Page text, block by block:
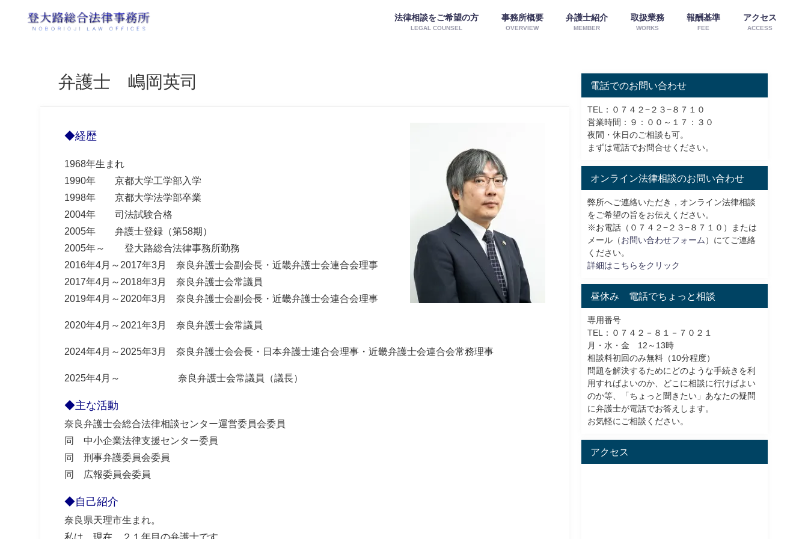
法律相談をご希望の方
LEGAL COUNSEL
事務所概要
OVERVIEW
弁護士紹介
MEMBER
取扱業務
WORKS
報酬基準
FEE
アクセス
ACCESS
弁護士 嶋岡英司
◆経歴
1968年生まれ
1990年 京都大学工学部入学
1998年 京都大学法学部卒業
2004年 司法試験合格
2005年 弁護士登録（第58期）
2005年～ 登大路総合法律事務所勤務
2016年4月～2017年3月 奈良弁護士会副会長・近畿弁護士会連合会理事
2017年4月～2018年3月 奈良弁護士会常議員
2019年4月～2020年3月 奈良弁護士会副会長・近畿弁護士会連合会理事
2020年4月～2021年3月 奈良弁護士会常議員
2024年4月～2025年3月 奈良弁護士会会長・日本弁護士連合会理事・近畿弁護士会連合会常務理事
2025年4月～ 奈良弁護士会常議員（議長）
◆主な活動
奈良弁護士会総合法律相談センター運営委員会委員
同 中小企業法律支援センター委員
同 刑事弁護委員会委員
同 広報委員会委員
◆自己紹介
奈良県天理市生まれ。
私は，現在，２１年目の弁護士です。
電話でのお問い合わせ
TEL：０７４２−２３−８７１０
営業時間：９：００～１７：３０
夜間・休日のご相談も可。
まずは電話でお問合せください。
オンライン法律相談のお問い合わせ
弊所へご連絡いただき，オンライン法律相談
をご希望の旨をお伝えください。
※お電話（０７４２−２３−８７１０）または
メール（ お問い合わせフォーム ）にてご連絡
ください。
詳細はこちらをクリック
昼休み 電話でちょっと相談
専用番号
TEL：０７４２－８１－７０２１
月・水・金 12～13時
相談料初回のみ無料（10分程度）
問題を解決するためにどのような手続きを利
用すればよいのか、どこに相談に行けばよい
のか等、「ちょっと聞きたい」あなたの疑問
に弁護士が電話でお答えします。
お気軽にご相談ください。
アクセス